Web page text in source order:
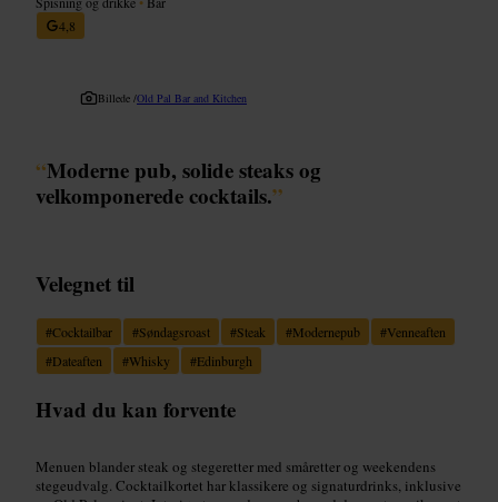
4,8
Billede /Old Pal Bar and Kitchen
“Moderne pub, solide steaks og
velkomponerede cocktails.”
Velegnet til
#Cocktailbar #Søndagsroast #Steak #Modernepub #Venneaften
#Dateaften #Whisky #Edinburgh
Hvad du kan forvente
Menuen blander steak og stegeretter med småretter og weekendens
stegeudvalg. Cocktailkortet har klassikere og signaturdrinks, inklusive